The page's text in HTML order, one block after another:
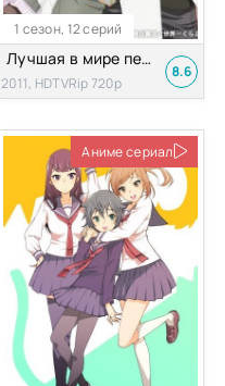
1 сезон, 12 серий
Лучшая в мире первая любовь [ТВ-1]
2011, HDTVRip 720p
8.6
Аниме сериал